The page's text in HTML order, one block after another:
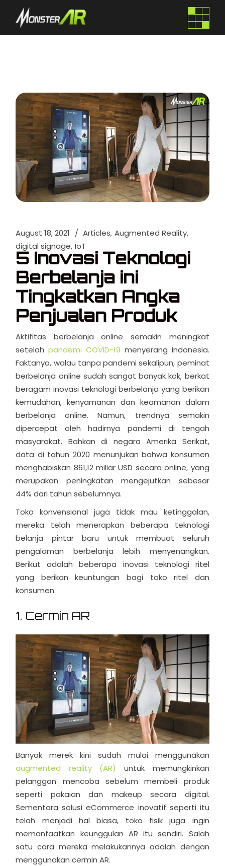
August 18, 2021 Articles Augmented Reality
digital signage IoT
5 Inovasi Teknologi
Berbelanja ini
Tingkatkan Angka
Penjualan Produk
Aktifitas berbelanja online semakin meningkat
setelahpandemi COVID-19 menyerang Indonesia.
Faktanya, walau tanpa pandemi sekalipun, peminat
berbelanja online sudah sangat banyak kok, berkat
beragam inovasi teknologi berbelanja yang berikan
kemudahan, kenyamanan dan keamanan dalam
berbelanja online. Namun, trendnya semakin
dipercepat oleh hadirnya pandemi di tengah
masyarakat. Bahkan di negara Amerika Serikat,
data di tahun 2020 menunjukan bahwa konsumen
menghabiskan 861,12 miliar USD secara online, yang
merupakan peningkatan mengejutkan sebesar
44% dari tahun sebelumnya.
Toko konvensional juga tidak mau ketinggalan,
mereka telah menerapkan beberapa teknologi
belanja pintar baru untuk membuat seluruh
pengalaman berbelanja lebih menyenangkan.
Berikut adalah beberapa inovasi teknologi ritel
yang berikan keuntungan bagi toko ritel dan
konsumen.
1. Cermin AR
Banyak merek kini sudah mulai menggunakan
augmented reality (AR)
untuk memungkinkan
pelanggan mencoba sebelum membeli produk
seperti pakaian dan makeup secara digital.
Sementara solusi eCommerce inovatif seperti itu
telah menjadi hal biasa, toko fisik juga ingin
memanfaatkan keunggulan AR itu sendiri. Salah
satu cara mereka melakukannya adalah dengan
menggunakan cermin AR.